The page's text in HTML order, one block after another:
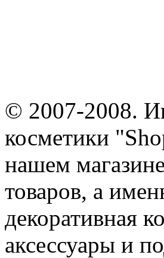
© 2007-2008.
косметики
нашем
товаров, а
декоративная
аксессуары и